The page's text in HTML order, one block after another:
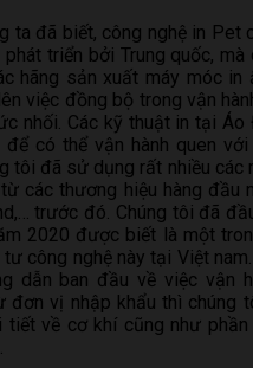
đã biết, công nghệ in Pet
phát triển bởi Trung quốc,
hãng sản xuất máy móc in
việc đồng bộ trong vận
nhối. Các kỹ thuật in tại
có thể vận hành quen với
tôi đã sử dụng rất nhiều các
các thương hiệu hàng đầu
trước đó. Chúng tôi đã
2020 được biết là một
công nghệ này tại Việt
dẫn ban đầu về việc vận
đơn vị nhập khẩu thì chúng
tiết về cơ khí cũng như